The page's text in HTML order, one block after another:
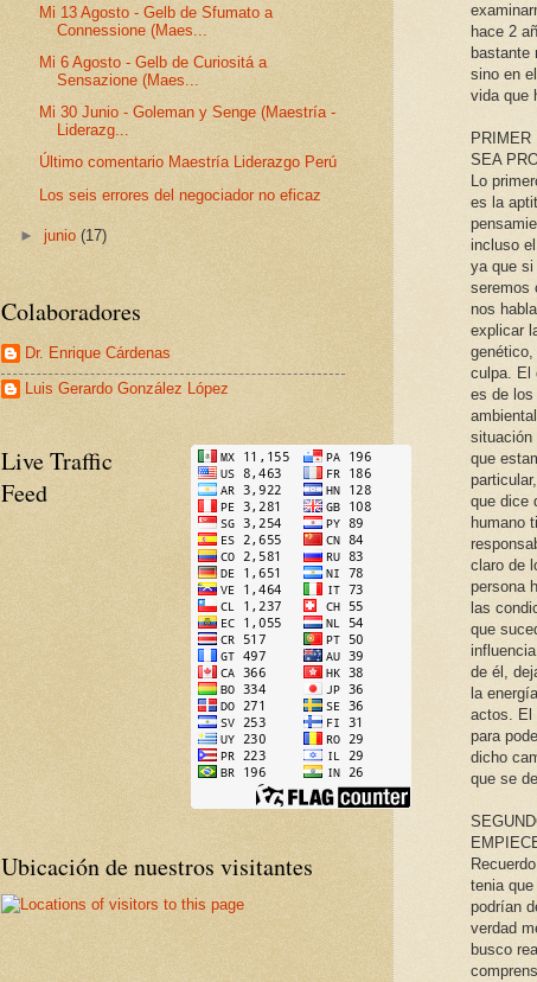
hace 2
bastante
sino en
vida que
PRIMER
SEA
Lo
es la
incluso
ya que
seremos
nos
explicar
culpa. El
es de los
situación
que
que dice
humano
claro de
persona
las
que
de él,
la
actos. El
para
dicho
que se
tenia
podrían
verdad
busco
Mi 13 Agosto - Gelb de Sfumato a
Connessione (Maes...
Mi 6 Agosto - Gelb de Curiositá a
Sensazione (Maes...
Mi 30 Junio - Goleman y Senge (Maestría -
Liderazg...
Último comentario Maestría Liderazgo Perú
Los seis errores del negociador no eficaz
► junio(17)
Colaboradores
Dr. Enrique Cárdenas
Luis Gerardo González López
Live Traffic
Feed
Ubicación de nuestros visitantes